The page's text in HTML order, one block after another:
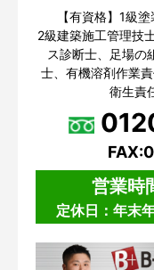
【有資格】1級
2級建築施工管理技
ス診断士、足場の
士、有機溶剤作業
衛生責
営業
定休日：年末